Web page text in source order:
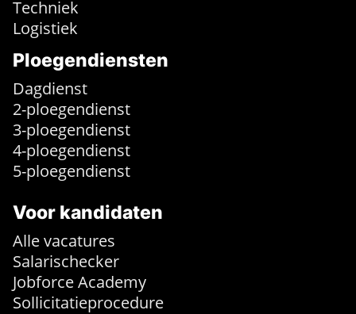
Techniek
Logistiek
Ploegendiensten
Dagdienst
2-ploegendienst
3-ploegendienst
4-ploegendienst
5-ploegendienst
Voor kandidaten
Alle vacatures
Salarischecker
Jobforce Academy
Sollicitatieprocedure